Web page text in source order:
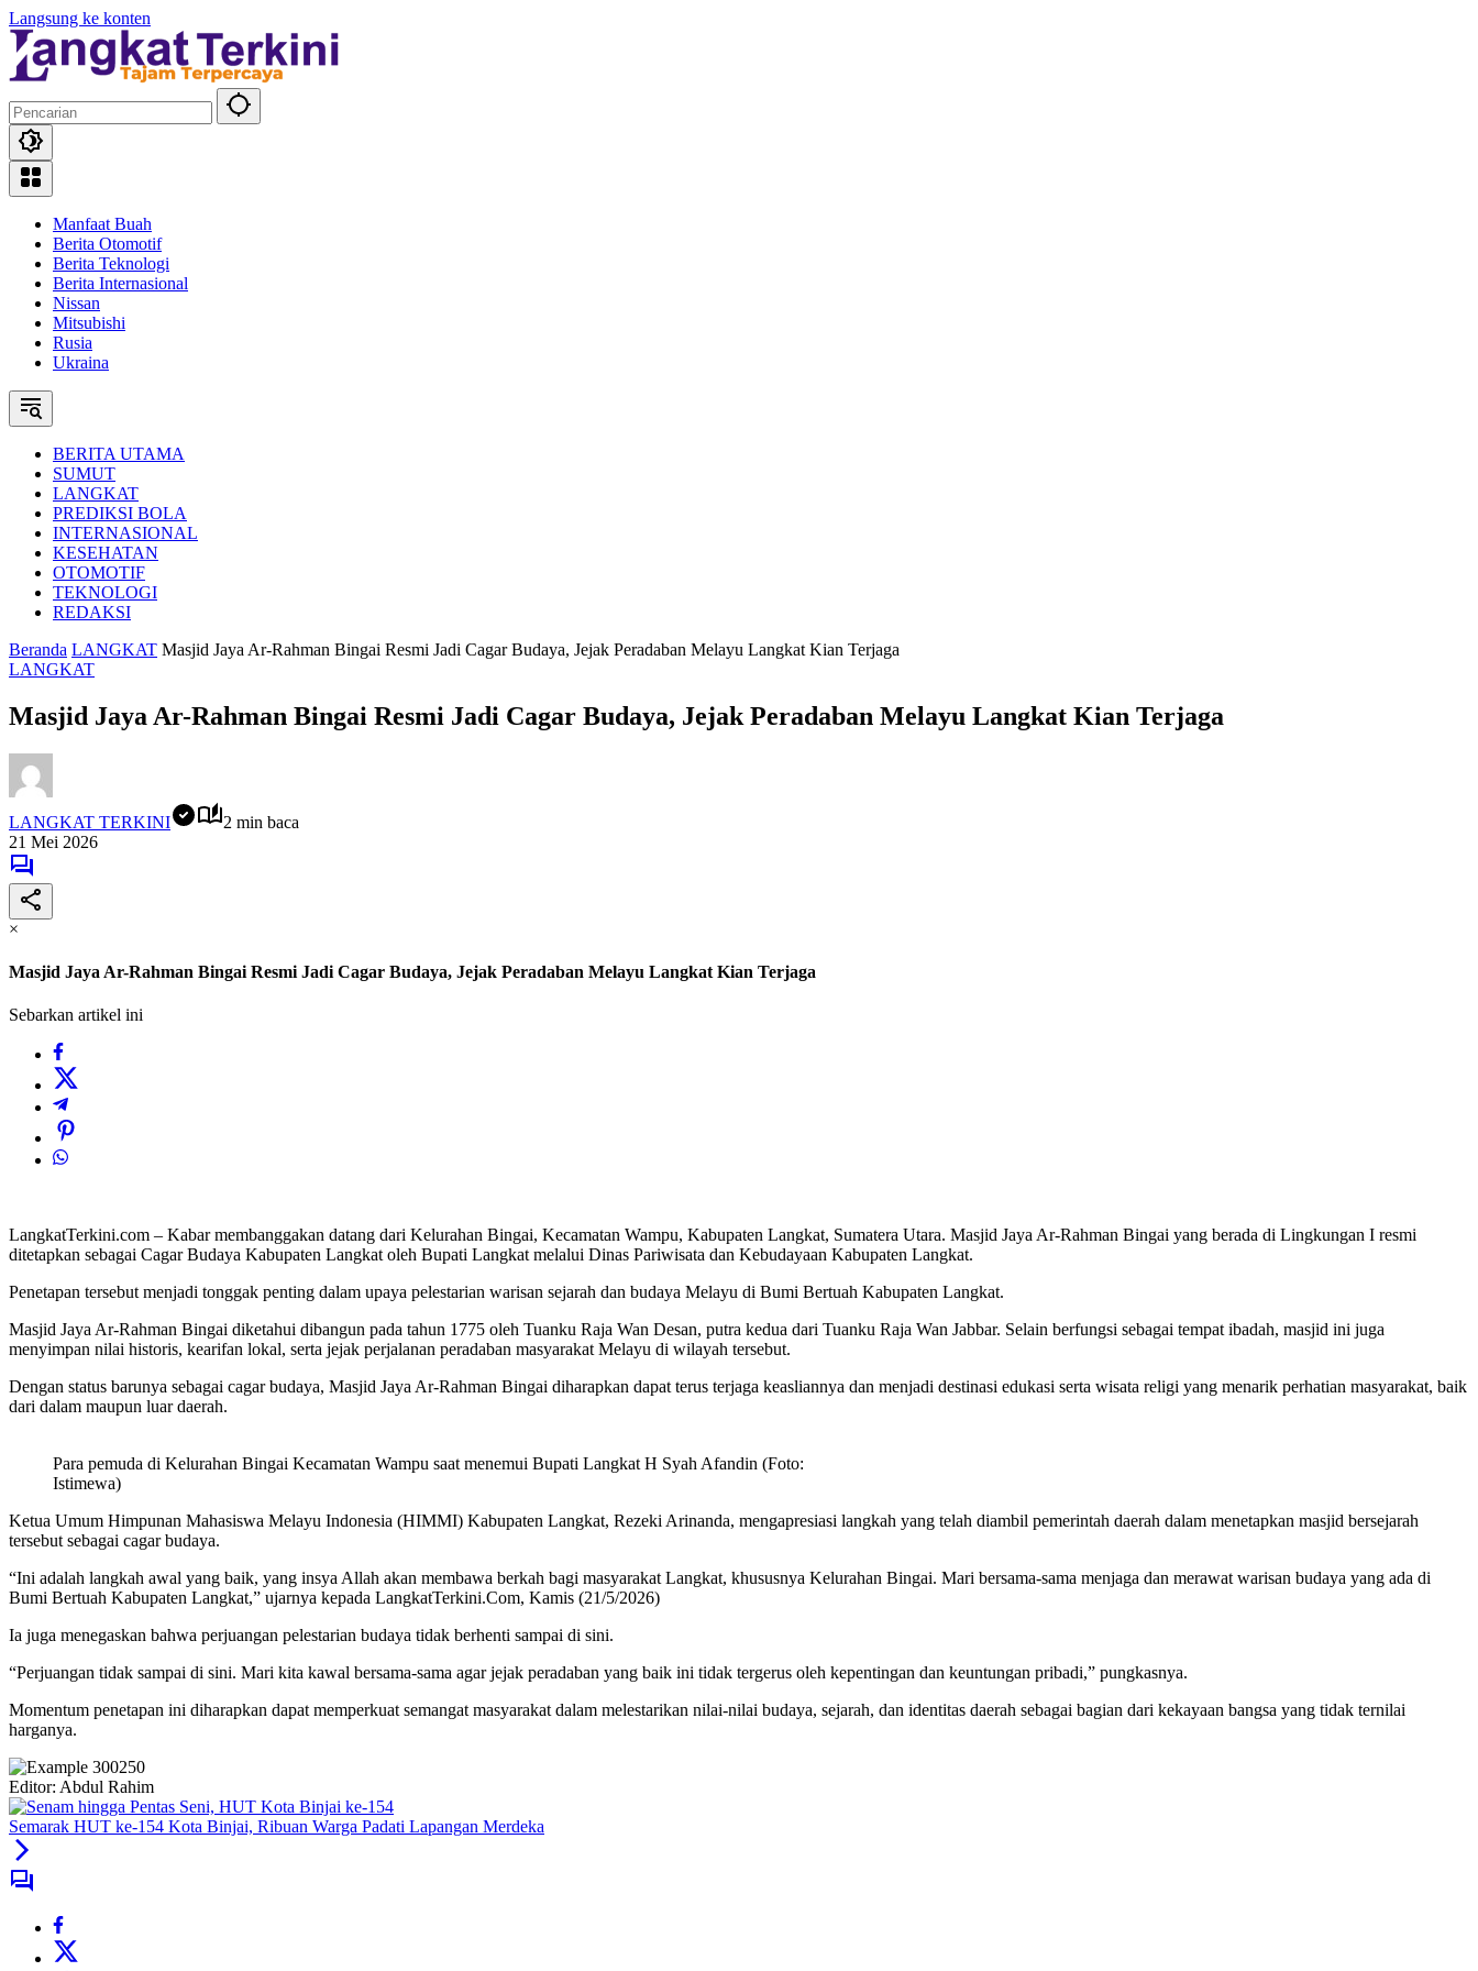
Langsung ke konten
Manfaat Buah
Berita Otomotif
Berita Teknologi
Berita Internasional
Nissan
Mitsubishi
Rusia
Ukraina
BERITA UTAMA
SUMUT
LANGKAT
PREDIKSI BOLA
INTERNASIONAL
KESEHATAN
OTOMOTIF
TEKNOLOGI
REDAKSI
Beranda LANGKAT Masjid Jaya Ar-Rahman Bingai Resmi Jadi Cagar Budaya, Jejak Peradaban Melayu Langkat Kian Terjaga
LANGKAT
Masjid Jaya Ar-Rahman Bingai Resmi Jadi Cagar Budaya, Jejak Peradaban Melayu Langkat Kian Terjaga
LANGKAT TERKINI
2 min baca
21 Mei 2026
×
Masjid Jaya Ar-Rahman Bingai Resmi Jadi Cagar Budaya, Jejak Peradaban Melayu Langkat Kian Terjaga
Sebarkan artikel ini
LangkatTerkini.com – Kabar membanggakan datang dari Kelurahan Bingai, Kecamatan Wampu, Kabupaten Langkat, Sumatera Utara. Masjid Jaya Ar-Rahman Bingai yang berada di Lingkungan I resmi
ditetapkan sebagai Cagar Budaya Kabupaten Langkat oleh Bupati Langkat melalui Dinas Pariwisata dan Kebudayaan Kabupaten Langkat.
Penetapan tersebut menjadi tonggak penting dalam upaya pelestarian warisan sejarah dan budaya Melayu di Bumi Bertuah Kabupaten Langkat.
Masjid Jaya Ar-Rahman Bingai diketahui dibangun pada tahun 1775 oleh Tuanku Raja Wan Desan, putra kedua dari Tuanku Raja Wan Jabbar. Selain berfungsi sebagai tempat ibadah, masjid ini juga
menyimpan nilai historis, kearifan lokal, serta jejak perjalanan peradaban masyarakat Melayu di wilayah tersebut.
Dengan status barunya sebagai cagar budaya, Masjid Jaya Ar-Rahman Bingai diharapkan dapat terus terjaga keasliannya dan menjadi destinasi edukasi serta wisata religi yang menarik perhatian masyarakat, baik
dari dalam maupun luar daerah.
Para pemuda di Kelurahan Bingai Kecamatan Wampu saat menemui Bupati Langkat H Syah Afandin (Foto:
Istimewa)
Ketua Umum Himpunan Mahasiswa Melayu Indonesia (HIMMI) Kabupaten Langkat, Rezeki Arinanda, mengapresiasi langkah yang telah diambil pemerintah daerah dalam menetapkan masjid bersejarah
tersebut sebagai cagar budaya.
“Ini adalah langkah awal yang baik, yang insya Allah akan membawa berkah bagi masyarakat Langkat, khususnya Kelurahan Bingai. Mari bersama-sama menjaga dan merawat warisan budaya yang ada di
Bumi Bertuah Kabupaten Langkat,” ujarnya kepada LangkatTerkini.Com, Kamis (21/5/2026)
Ia juga menegaskan bahwa perjuangan pelestarian budaya tidak berhenti sampai di sini.
“Perjuangan tidak sampai di sini. Mari kita kawal bersama-sama agar jejak peradaban yang baik ini tidak tergerus oleh kepentingan dan keuntungan pribadi,” pungkasnya.
Momentum penetapan ini diharapkan dapat memperkuat semangat masyarakat dalam melestarikan nilai-nilai budaya, sejarah, dan identitas daerah sebagai bagian dari kekayaan bangsa yang tidak ternilai
harganya.
Editor: Abdul Rahim
Semarak HUT ke-154 Kota Binjai, Ribuan Warga Padati Lapangan Merdeka